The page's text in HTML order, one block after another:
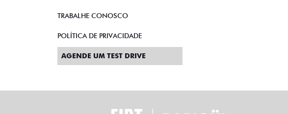
TRABALHE CONOSCO
POLÍTICA DE PRIVACIDADE
AGENDE UM TEST DRIVE